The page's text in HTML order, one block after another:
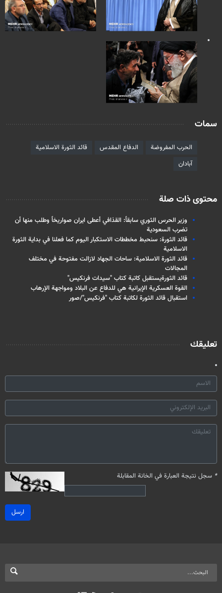
سمات
الحرب المفروضة الدفاع المقدس
قائد الثورة الاسلامية
آبادان
محتوى ذات صلة
وزير الحرس الثوري سابقاً: القذافي أعطى ايران صواريخاً وطلب منها أن
تضرب السعودية
قائد الثورة: سنحبط مخططات الاستكبار اليوم كما فعلنا في بداية الثورة
الاسلامية
قائد الثورة الاسلامية: ساحات الجهاد لازالت مفتوحة في مختلف
المجالات
قائد الثورةيستقبل كاتبة كتاب "سيدات فرنكيس"
القوة العسكرية الإيرانية هي للدفاع عن البلاد ومواجهة الإرهاب
استقبال قائد الثورة لكاتبة كتاب "فرنكيس"/صور
تعليقك
* سجل نتيجة العبارة في الخانة المقابلة
ارسل